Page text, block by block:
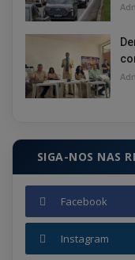
SIGA-NOS NAS
Facebook
Instagram